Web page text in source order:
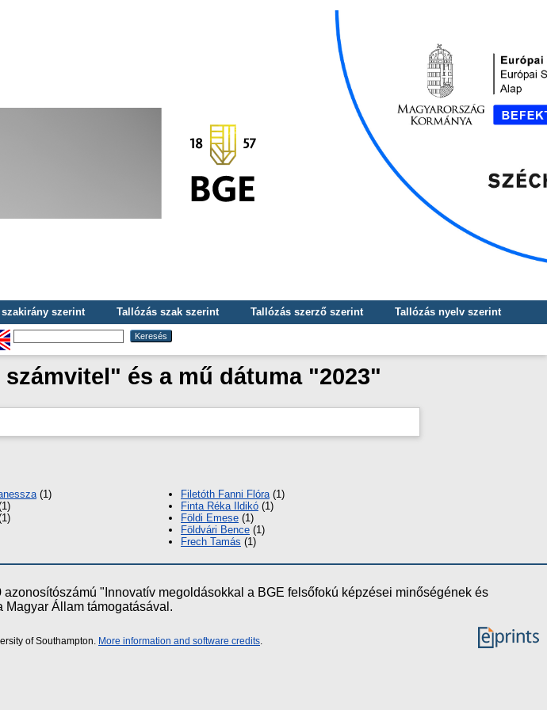
szerint Tallózás szak szerint Tallózás szerző szerint
Tallózás nyelv szerint
és a mű dátuma "2023"
(1)
Filetóth Fanni Flóra(1)
Finta Réka Ildikó (1)
Földi Emese (1)
Földvári Bence (1)
Frech Tamás (1)
"Innovatív megoldásokkal a BGE felsőfokú képzései minőségének és
Magyar Állam támogatásával.
of Southampton. More information and software credits